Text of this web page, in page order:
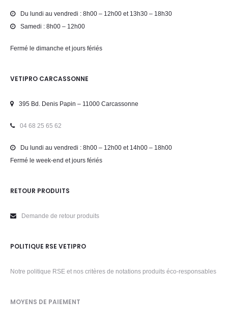
Du lundi au vendredi : 8h00 – 12h00 et 13h30 – 18h30
Samedi : 8h00 – 12h00
Fermé le dimanche et jours fériés
VETIPRO CARCASSONNE
395 Bd. Denis Papin – 11000 Carcassonne
04 68 25 65 62
Du lundi au vendredi : 8h00 – 12h00 et 14h00 – 18h00
Fermé le week-end et jours fériés
RETOUR PRODUITS
Demande de retour produits
POLITIQUE RSE VETIPRO
Notre politique RSE et nos critères de notations produits éco-responsables
MOYENS DE PAIEMENT